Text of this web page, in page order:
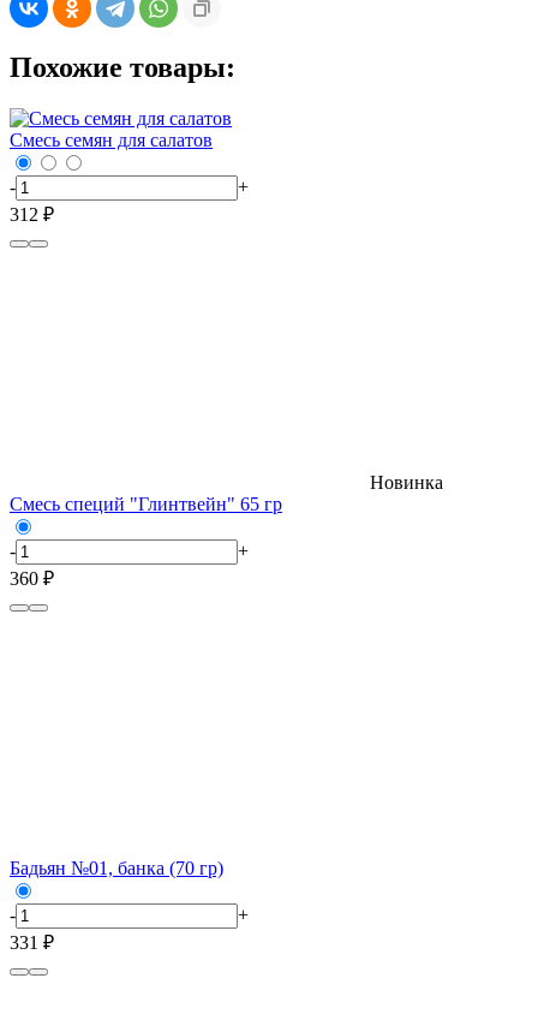
Похожие товары:
Смесь семян для салатов
-
+
312 ₽
Новинка
Смесь специй "Глинтвейн" 65 гр
-
+
360 ₽
Бадьян №01, банка (70 гр)
-
+
331 ₽